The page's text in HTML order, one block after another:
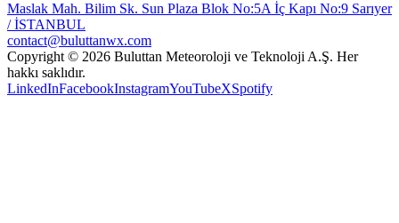
Maslak Mah. Bilim Sk. Sun Plaza Blok No:5A İç Kapı No:9 Sarıyer
/ İSTANBUL
contact@buluttanwx.com
Copyright © 2026 Buluttan Meteoroloji ve Teknoloji A.Ş. Her
hakkı saklıdır.
LinkedInFacebookInstagramYouTubeXSpotify